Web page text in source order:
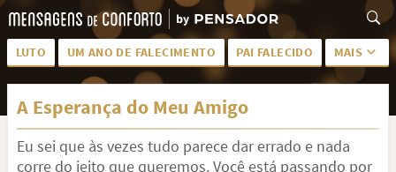
LUTO UM ANO DE FALECIMENTO PAI FALECIDO MAIS
LUTO PARA AMIGA PALAVRAS
SAUDADES DA MÃE
PÊSAMES PARA AMIGA DESCANSE EM PAZ
A Esperança do Meu Amigo
Eu sei que às vezes tudo parece dar errado e nada
corre do jeito que queremos. Você está passando por